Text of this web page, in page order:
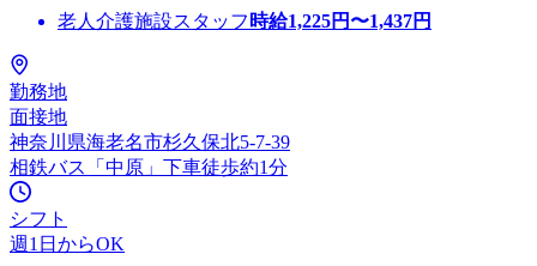
老人介護施設スタッフ 時給1,225円〜1,437円
勤務地
面接地
神奈川県海老名市杉久保北5-7-39
相鉄バス「中原」下車徒歩約1分
シフト
週1日からOK